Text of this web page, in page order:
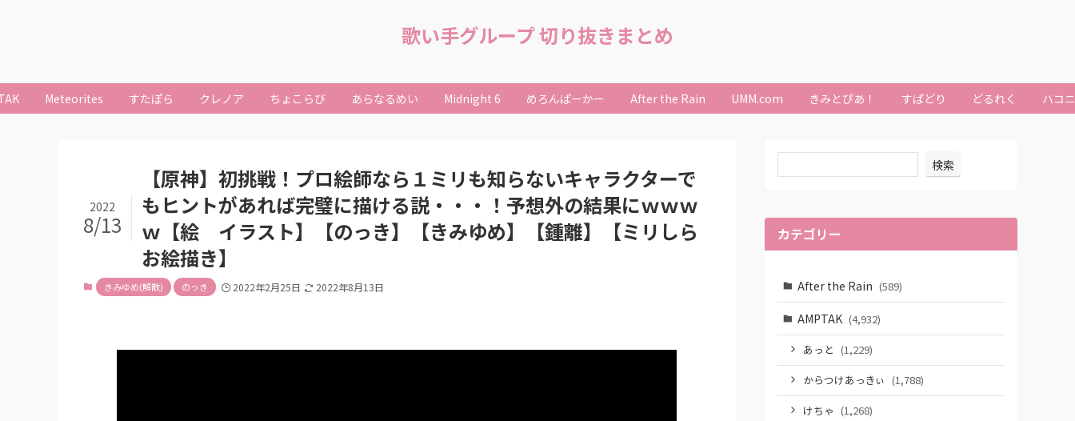
歌い手グループ 切り抜きまとめ
Meteorites すたぽら クレノア ちょこらび あらなるめい Midnight 6 めろんぱーかー After the Rain UMM.com きみとぴあ！ すぱどり どるれく ハコ
【原神】初挑戦！プロ絵師なら１ミリも知らないキャラクターで
もヒントがあれば完璧に描ける説・・・！予想外の結果にｗｗｗ
ｗ【絵 イラスト】【のっき】【きみゆめ】【鍾離】【ミリしら
お絵描き】
2022
8/13
きみゆめ(解散) のっき 2022年2月25日 2022年8月13日
検索
カテゴリー
After the Rain (589)
AMPTAK (4,932)
あっと (1,229)
からつけあっきぃ (1,788)
けちゃ (1,268)